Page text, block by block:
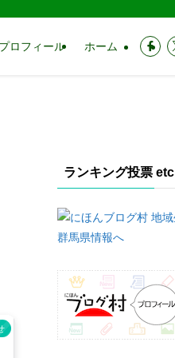
ロフィール ホーム
ランキング投票 etc